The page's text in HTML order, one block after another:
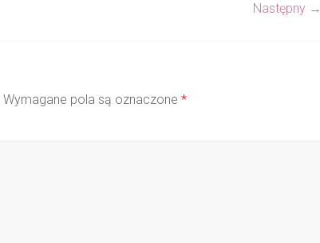
Następny →
Wymagane pola są oznaczone *